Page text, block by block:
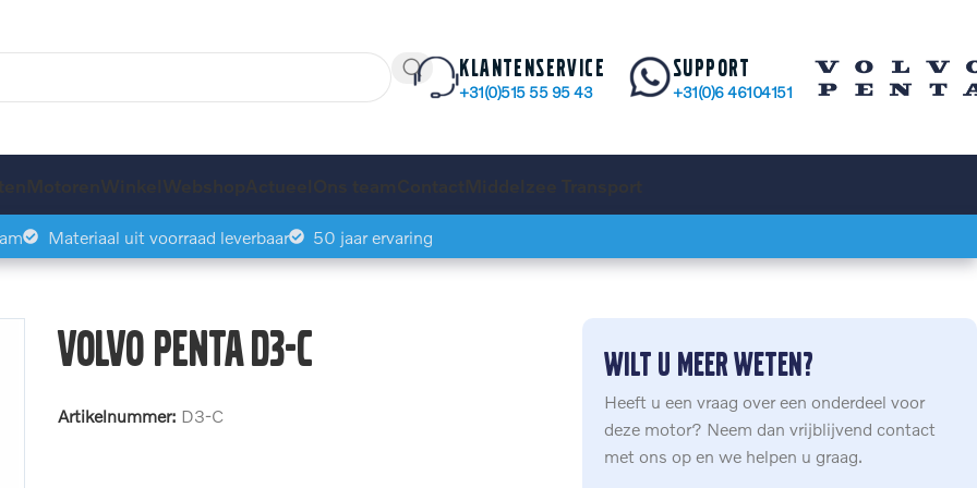
Klantenservice
+31(0)515 55 95 43
Support
+31(0)6 46104151
Materiaal uit voorraad leverbaar 50 jaar ervaring
Volvo Penta D3-C
Artikelnummer: D3-C
Wilt u meer weten?
Heeft u een vraag over een onderdeel voor
deze motor? Neem dan vrijblijvend contact
met ons op en we helpen u graag.